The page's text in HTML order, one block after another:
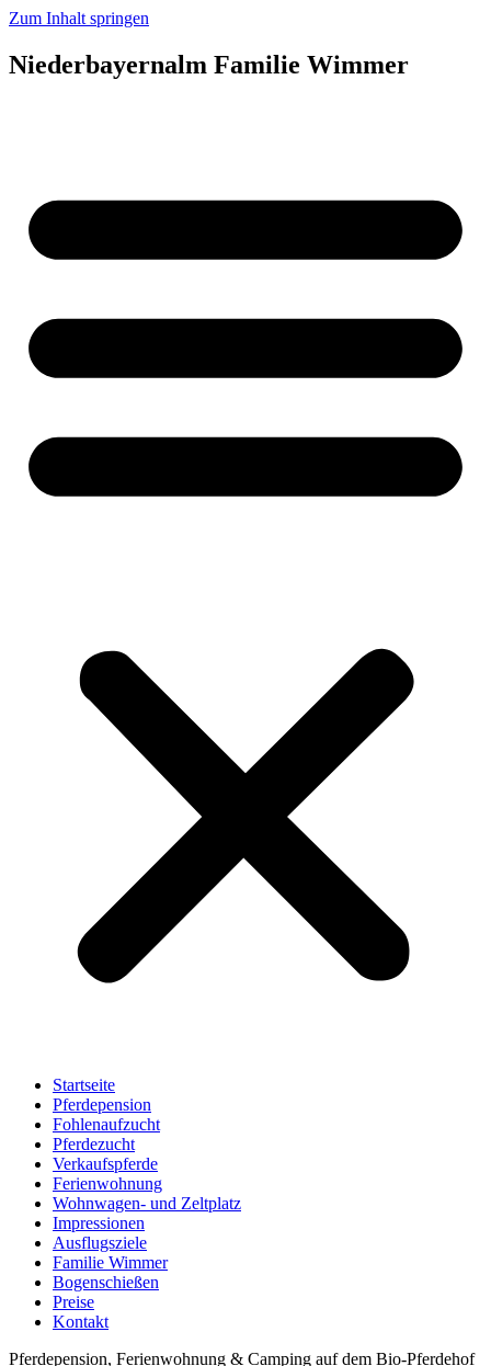
Zum Inhalt springen
Niederbayernalm Familie Wimmer
Startseite
Pferdepension
Fohlenaufzucht
Pferdezucht
Verkaufspferde
Ferienwohnung
Wohnwagen- und Zeltplatz
Impressionen
Ausflugsziele
Familie Wimmer
Bogenschießen
Preise
Kontakt
Pferdepension, Ferienwohnung & Camping auf dem Bio-Pferdehof